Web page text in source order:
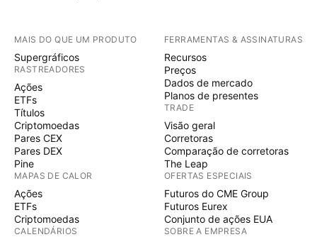
MAIS DO QUE UM PRODUTO
Supergráficos
RASTREADORES
Ações
ETFs
Títulos
Criptomoedas
Pares CEX
Pares DEX
Pine
MAPAS DE CALOR
Ações
ETFs
Criptomoedas
CALENDÁRIOS
FERRAMENTAS & ASSINATURAS
Recursos
Preços
Dados de mercado
Planos de presentes
TRADE
Visão geral
Corretoras
Comparação de corretoras
The Leap
OFERTAS ESPECIAIS
Futuros do CME Group
Futuros Eurex
Conjunto de ações EUA
SOBRE A EMPRESA